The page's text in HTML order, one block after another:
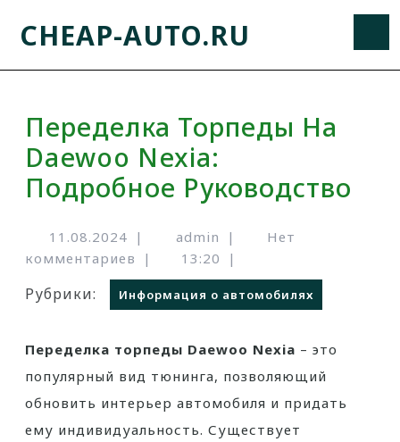
CHEAP-AUTO.RU
Переделка Торпеды На
Daewoo Nexia:
Подробное Руководство
11.08.2024 | admin |
Нет
комментариев
| 13:20 |
Рубрики: Информация о автомобилях
Переделка торпеды Daewoo Nexia – это
популярный вид тюнинга, позволяющий
обновить интерьер автомобиля и придать
ему индивидуальность. Существует